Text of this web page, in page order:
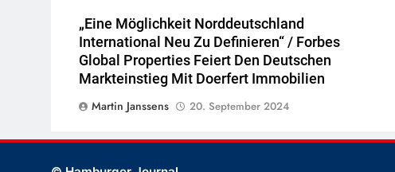
„Eine Möglichkeit Norddeutschland
International Neu Zu Definieren“ / Forbes
Global Properties Feiert Den Deutschen
Markteinstieg Mit Doerfert Immobilien
Martin Janssens
20. September 2024